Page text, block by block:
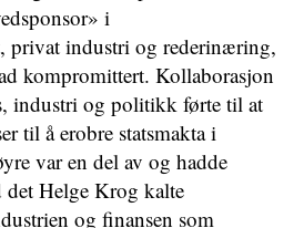
i
privat industri og rederinæring,
kompromittert. Kollaborasjon
industri og politikk førte til at
til å erobre statsmakta i
var en del av og hadde
det Helge Krog kalte
og finansen som